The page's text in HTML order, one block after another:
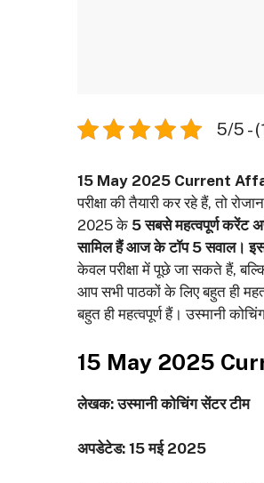
5/5 -
15 May 2025 Current
परीक्षा की तैयारी कर रहे हैं, तो
2025 के 5 सबसे महत्वपूर्ण करेंट
सामिल हैं आज के टॉप 5 सवाल।
केवल परीक्षा में पूछे जा सकते हैं,
आप सभी पाठकों के लिए बहुत ही
बहुत ही महत्‍वपूर्ण हैं। उस्‍मानी
15 May 2025
लेखक: उस्मानी कोचिंग सेंटर टीम
अपडेटेड: 15 मई 2025